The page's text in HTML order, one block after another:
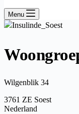
Menu
Wilgenblik 34
3761 ZE Soest
Nederland